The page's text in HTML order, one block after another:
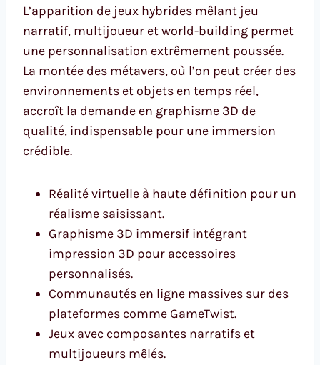
L’apparition de jeux hybrides mêlant jeu
narratif, multijoueur et world-building permet
une personnalisation extrêmement poussée.
La montée des métavers, où l’on peut créer des
environnements et objets en temps réel,
accroît la demande en graphisme 3D de
qualité, indispensable pour une immersion
crédible.
Réalité virtuelle à haute définition pour un
réalisme saisissant.
Graphisme 3D immersif intégrant
impression 3D pour accessoires
personnalisés.
Communautés en ligne massives sur des
plateformes comme GameTwist.
Jeux avec composantes narratifs et
multijoueurs mêlés.